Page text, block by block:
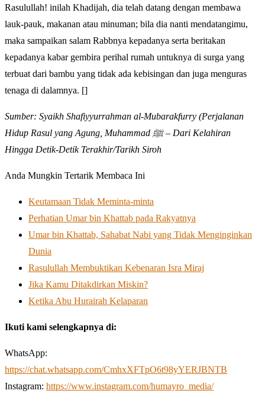
Rasulullah! inilah Khadijah, dia telah datang dengan membawa
lauk-pauk, makanan atau minuman; bila dia nanti mendatangimu,
maka sampaikan salam Rabbnya kepadanya serta beritakan
kepadanya kabar gembira perihal rumah untuknya di surga yang
terbuat dari bambu yang tidak ada kebisingan dan juga menguras
tenaga di dalamnya. []
Sumber: Syaikh Shafiyyurrahman al-Mubarakfurry (Perjalanan
Hidup Rasul yang Agung, Muhammad ﷺ – Dari Kelahiran
Hingga Detik-Detik Terakhir/Tarikh Siroh
Anda Mungkin Tertarik Membaca Ini
Keutamaan Tidak Meminta-minta
Perhatian Umar bin Khattab pada Rakyatnya
Umar bin Khattab, Sahabat Nabi yang Tidak Menginginkan
Dunia
Rasulullah Membuktikan Kebenaran Isra Miraj
Jika Kamu Ditakdirkan Miskin?
Ketika Abu Hurairah Kelaparan
Ikuti kami selengkapnya di:
WhatsApp:
https://chat.whatsapp.com/CmhxXFTpO6t98yYERJBNTB
Instagram: https://www.instagram.com/humayro_media/